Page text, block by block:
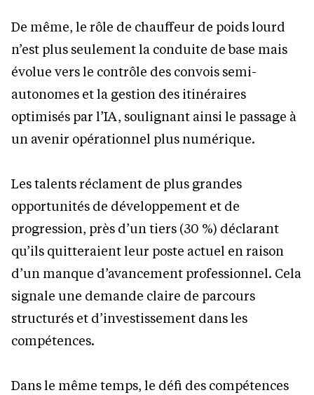
De même, le rôle de chauffeur de poids lourd
n’est plus seulement la conduite de base mais
évolue vers le contrôle des convois semi-
autonomes et la gestion des itinéraires
optimisés par l’IA, soulignant ainsi le passage à
un avenir opérationnel plus numérique.
Les talents réclament de plus grandes
opportunités de développement et de
progression, près d’un tiers (30 %) déclarant
qu’ils quitteraient leur poste actuel en raison
d’un manque d’avancement professionnel. Cela
signale une demande claire de parcours
structurés et d’investissement dans les
compétences.
Dans le même temps, le défi des compétences